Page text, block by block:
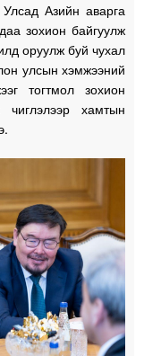
Азийн аварга
зохион байгуулж
оруулж буй чухал
улсын хэмжээний
тогтмол зохион
хамтын